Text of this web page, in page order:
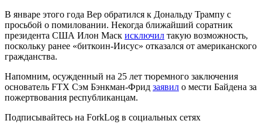
В январе этого года Вер обратился к Дональду Трампу с
просьбой о помиловании. Некогда ближайший соратник
президента США Илон Маск исключил такую возможность,
поскольку ранее «биткоин-Иисус» отказался от американского
гражданства.
Напомним, осужденный на 25 лет тюремного заключения
основатель FTX Сэм Бэнкман-Фрид заявил о мести Байдена за
пожертвования республиканцам.
Подписывайтесь на ForkLog в социальных сетях